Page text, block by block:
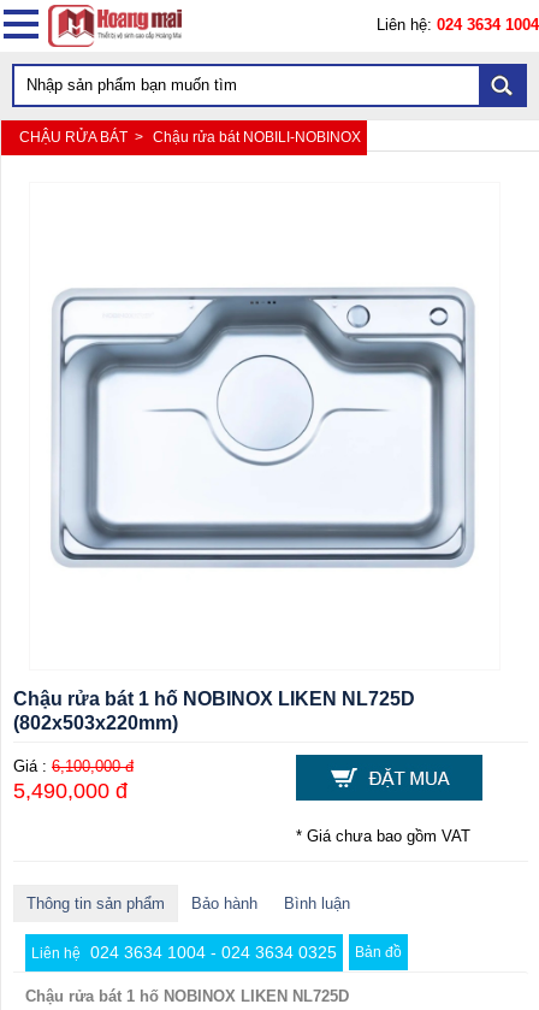
Liên hệ: 024 3634 1004
CHẬU RỬA BÁT > Chậu rửa bát NOBILI-NOBINOX
Chậu rửa bát 1 hố NOBINOX LIKEN NL725D
(802x503x220mm)
Giá : 6,100,000 đ
5,490,000 đ
* Giá chưa bao gồm VAT
Thông tin sản phẩm Bảo hành Bình luận
Liên hệ 024 3634 1004 - 024 3634 0325 Bản đồ
Chậu rửa bát 1 hố NOBINOX LIKEN NL725D